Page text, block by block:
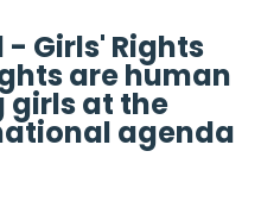
Girls' Rights
are human
girls at the
agenda